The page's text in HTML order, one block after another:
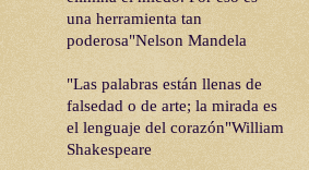
una herramienta tan
poderosa"Nelson Mandela
"Las palabras están llenas de
falsedad o de arte; la mirada es
el lenguaje del corazón"William
Shakespeare